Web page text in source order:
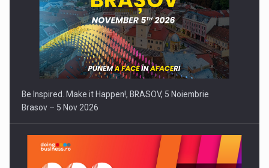
Be Inspired. Make it Happen!, BRASOV, 5 Noiembrie
Brasov – 5 Nov 2026